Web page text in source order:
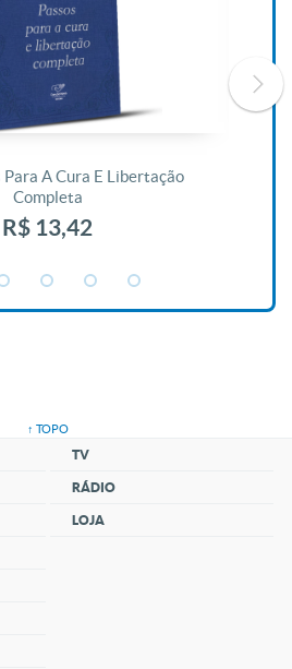
Para A Cura E Libertação
Completa
R$ 13,42
↑ TOPO
TV
RÁDIO
LOJA